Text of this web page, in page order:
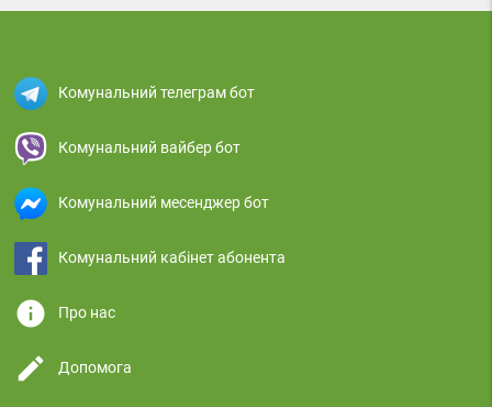
Комунальний телеграм бот
Комунальний вайбер бот
Комунальний месенджер бот
Комунальний кабінет абонента
info Про нас
edit Допомога